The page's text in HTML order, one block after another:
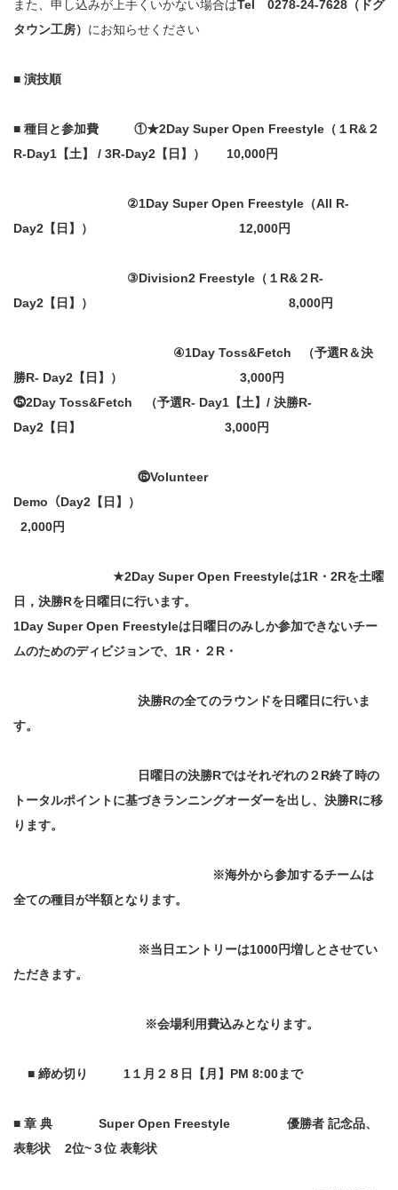
また、申し込みが上手くいかない場合はTel 0278‐24‐7628（ドグ
タウン工房） にお知らせください
■ 演技順
■ 種目と参加費 ①★2Day Super Open Freestyle （１R&２
R-Day1【土】 / 3R-Day2【日】） 10,000円
②1Day Super Open Freestyle （All R-
Day2【日】） 12,000円
③Division2 Freestyle（１R&２R-
Day2【日】） 8,000円
④1Day Toss&Fetch
（予選R＆決
勝R- Day2【日】） 3,000円
⓹2Day Toss&Fetch （予選R- Day1【土】/ 決勝R-
Day2【日】 3,000円
⓺Volunteer
Demo（Day2【日】）
2,000円
★2Day Super Open Freestyleは1R・2Rを土曜
日，決勝Rを日曜日に行います。
1Day Super Open Freestyleは日曜日のみしか参加できないチー
ムのためのディビジョンで、1R・２R・
決勝Rの全てのラウンドを日曜日に行いま
す。
日曜日の決勝Rではそれぞれの２R終了時の
トータルポイントに基づきランニングオーダーを出し、決勝Rに移
ります。
※海外から参加するチームは
全ての種目が半額となります。
※当日エントリーは1000円増しとさせてい
ただきます。
※会場利用費込みとなります。
■ 締め切り 1１月２８日【月】PM 8:00まで
■ 章 典 SuperOpen Freestyle 優勝者 記念品、
表彰状 2位~３位 表彰状